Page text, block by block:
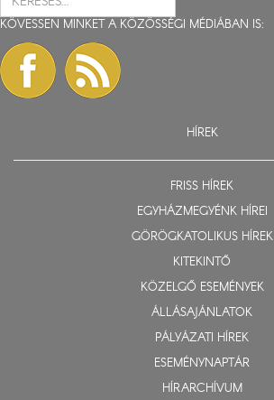
KÖVESSEN MINKET A KÖZÖSSÉGI MÉDIÁBAN IS:
HÍREK
FRISS HÍREK
EGYHÁZMEGYÉNK HÍREI
GÖRÖGKATOLIKUS HÍREK
KITEKINTŐ
KÖZELGŐ ESEMÉNYEK
ÁLLÁSAJÁNLATOK
PÁLYÁZATI HÍREK
ESEMÉNYNAPTÁR
HÍRARCHÍVUM